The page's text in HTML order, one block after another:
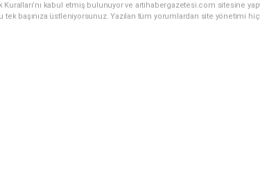
kabul etmiş bulunuyor ve artihabergazetesi.com sitesine
tek başınıza üstleniyorsunuz. Yazılan tüm yorumlardan site yönetimi